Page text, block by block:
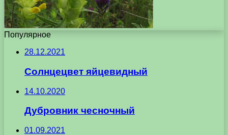
Популярное
28.12.2021
Солнцецвет яйцевидный
14.10.2020
Дубровник чесночный
01.09.2021